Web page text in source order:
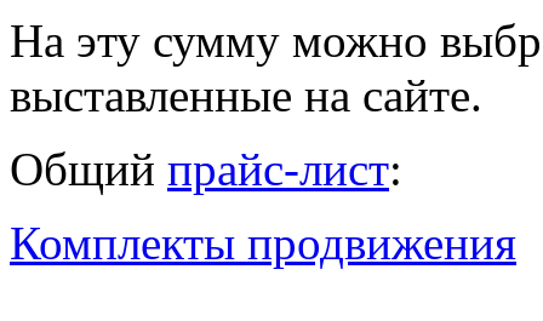
На эту сумму можно
выставленные на сайте.
Общий прайс-лист:
Комплекты продвижения